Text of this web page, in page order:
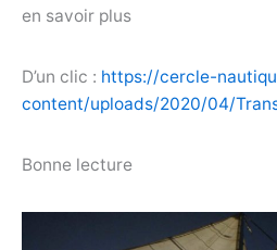
en savoir plus
D’un clic : https://cercle-
content/uploads/2020/04/
Bonne lecture